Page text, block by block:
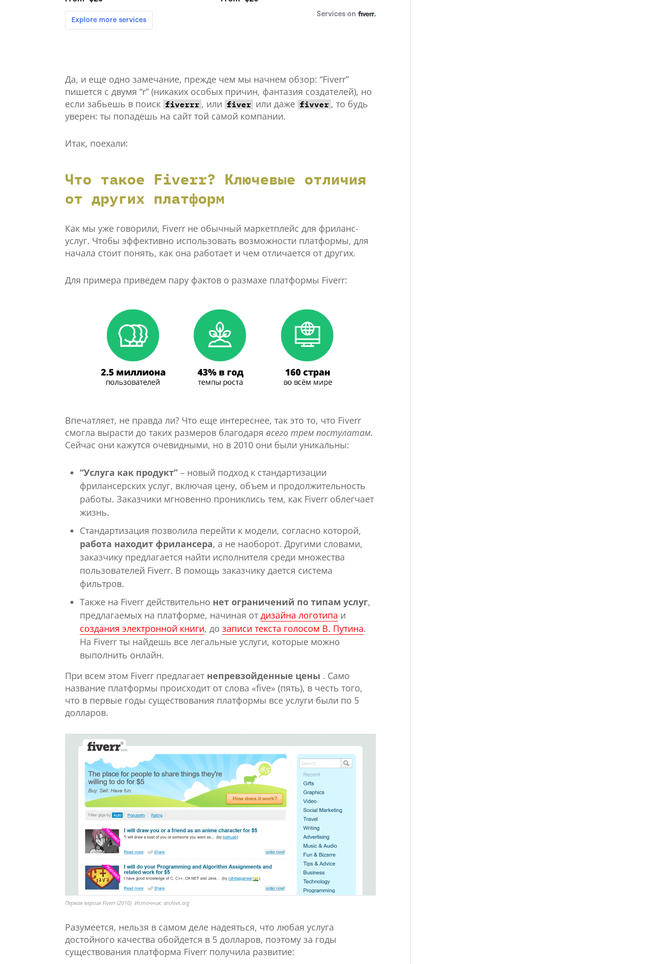
Да, и еще одно замечание, прежде чем мы начнем обзор: “Fiverr”
пишется с двумя “r” (никаких особых причин, фантазия создателей), но
если забьешь в поиск fiverrr , или fiver или даже fivver , то будь
уверен: ты попадешь на сайт той самой компании.
Итак, поехали:
Что такое Fiverr? Ключевые отличия
от других платформ
Как мы уже говорили, Fiverr не обычный маркетплейс для фриланс-
услуг. Чтобы эффективно использовать возможности платформы, для
начала стоит понять, как она работает и чем отличается от других.
Для примера приведем пару фактов о размахе платформы Fiverr:
Впечатляет, не правда ли? Что еще интереснее, так это то, что Fiverr
смогла вырасти до таких размеров благодаря всего трем постулатам.
Сейчас они кажутся очевидными, но в 2010 они были уникальны:
“Услуга как продукт” – новый подход к стандартизации
фрилансерских услуг, включая цену, объем и продолжительность
работы. Заказчики мгновенно прониклись тем, как Fiverr облегчает
жизнь.
Стандартизация позволила перейти к модели, согласно которой,
работа находит фрилансера, а не наоборот. Другими словами,
заказчику предлагается найти исполнителя среди множества
пользователей Fiverr. В помощь заказчику дается система
фильтров.
Также на Fiverr действительно нет ограничений по типам услуг,
предлагаемых на платформе, начиная от дизайна логотипа и
создания электронной книги, до записи текста голосом В. Путина.
На Fiverr ты найдешь все легальные услуги, которые можно
выполнить онлайн.
При всем этом Fiverr предлагает непревзойденные цены . Само
название платформы происходит от слова «five» (пять), в честь того,
что в первые годы существования платформы все услуги были по 5
долларов.
Первая версия Fiverr (2010). Источник: archive.org
Разумеется, нельзя в самом деле надеяться, что любая услуга
достойного качества обойдется в 5 долларов, поэтому за годы
существования платформа Fiverr получила развитие: